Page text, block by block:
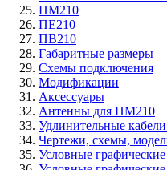
ПМ210
ПЕ210
ПВ210
Габаритные размеры
Схемы подключения
Модификации
Аксессуары
Антенны для ПМ210
Удлинительные
Чертежи, схемы,
Условные